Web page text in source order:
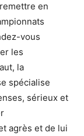
en
vous
les
la
spécialise
sérieux et
agrès et de lui